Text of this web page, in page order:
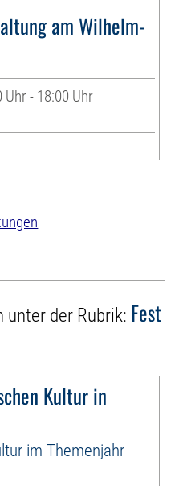
am Wilhelm-
- 18:00 Uhr
unter der Rubrik: Fest
Kultur in
im Themenjahr